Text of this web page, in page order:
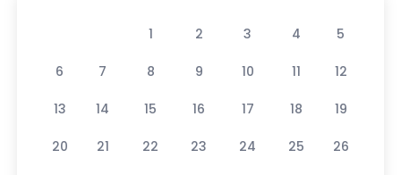
1 2 3 4 5
6 7 8 9 10 11 12
13 14 15 16 17 18 19
20 21 22 23 24 25 26